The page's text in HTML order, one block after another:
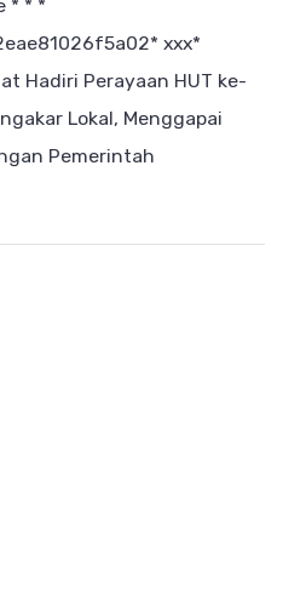
* * *
ххх*
Hadiri Perayaan HUT ke-
Lokal, Menggapai
Pemerintah